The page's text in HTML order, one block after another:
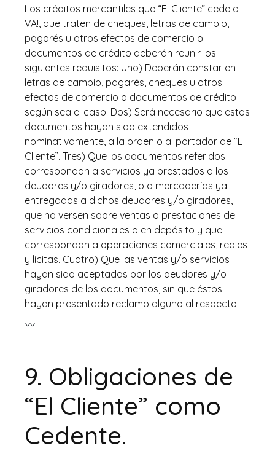
Los créditos mercantiles que “El Cliente” cede a
VA!, que traten de cheques, letras de cambio,
pagarés u otros efectos de comercio o
documentos de crédito deberán reunir los
siguientes requisitos: Uno) Deberán constar en
letras de cambio, pagarés, cheques u otros
efectos de comercio o documentos de crédito
según sea el caso. Dos) Será necesario que estos
documentos hayan sido extendidos
nominativamente, a la orden o al portador de “El
Cliente”. Tres) Que los documentos referidos
correspondan a servicios ya prestados a los
deudores y/o giradores, o a mercaderías ya
entregadas a dichos deudores y/o giradores,
que no versen sobre ventas o prestaciones de
servicios condicionales o en depósito y que
correspondan a operaciones comerciales, reales
y lícitas. Cuatro) Que las ventas y/o servicios
hayan sido aceptadas por los deudores y/o
giradores de los documentos, sin que éstos
hayan presentado reclamo alguno al respecto.
9. Obligaciones de
“El Cliente” como
Cedente.